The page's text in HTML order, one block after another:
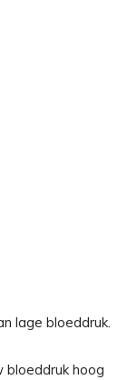
lage bloeddruk.
hoog